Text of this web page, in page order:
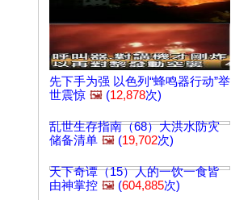
先下手为强 以色列“蜂鸣器行动”举
世震惊 🖼️ (12,878次)
乱世生存指南（68）大洪水防灾
储备清单 🖼️ (19,702次)
天下奇谭（15）人的一饮一食皆
由神掌控 🖼️ (604,885次)